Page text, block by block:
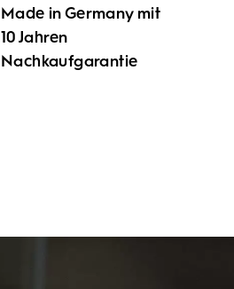
Made in Germany mit
10 Jahren
Nachkaufgarantie